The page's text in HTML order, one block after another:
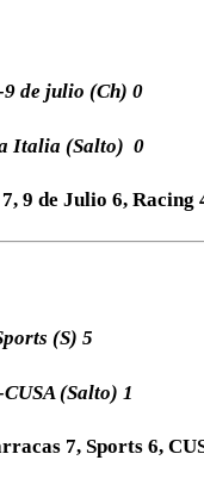
de julio (Ch) 0
Italia (Salto) 0
9 de Julio 6,
(S) 5
(Salto) 1
7, Sports 6,